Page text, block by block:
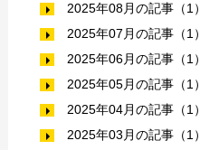
2025年08月の記事（1）
2025年07月の記事（1）
2025年06月の記事（1）
2025年05月の記事（1）
2025年04月の記事（1）
2025年03月の記事（1）